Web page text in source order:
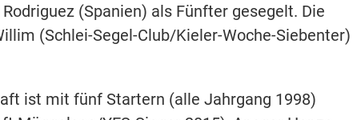
(Spanien) als Fünfter gesegelt. Die
(Schlei-Segel-Club/Kieler-Woche-Siebenter)
ist mit fünf Startern (alle Jahrgang 1998)